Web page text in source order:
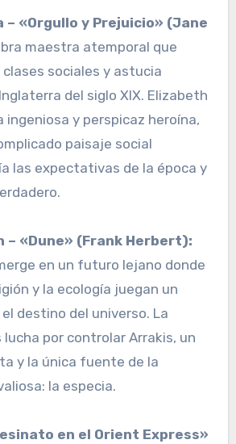
– «Orgullo y Prejuicio» (Jane
maestra atemporal que
sociales y astucia
del siglo XIX. Elizabeth
ingeniosa y perspicaz heroína,
paisaje social
las expectativas de la época y
– «Dune» (Frank Herbert):
en un futuro lejano donde
y la ecología juegan un
destino del universo. La
por controlar Arrakis, un
y la única fuente de la
la especia.
en el Orient Express»